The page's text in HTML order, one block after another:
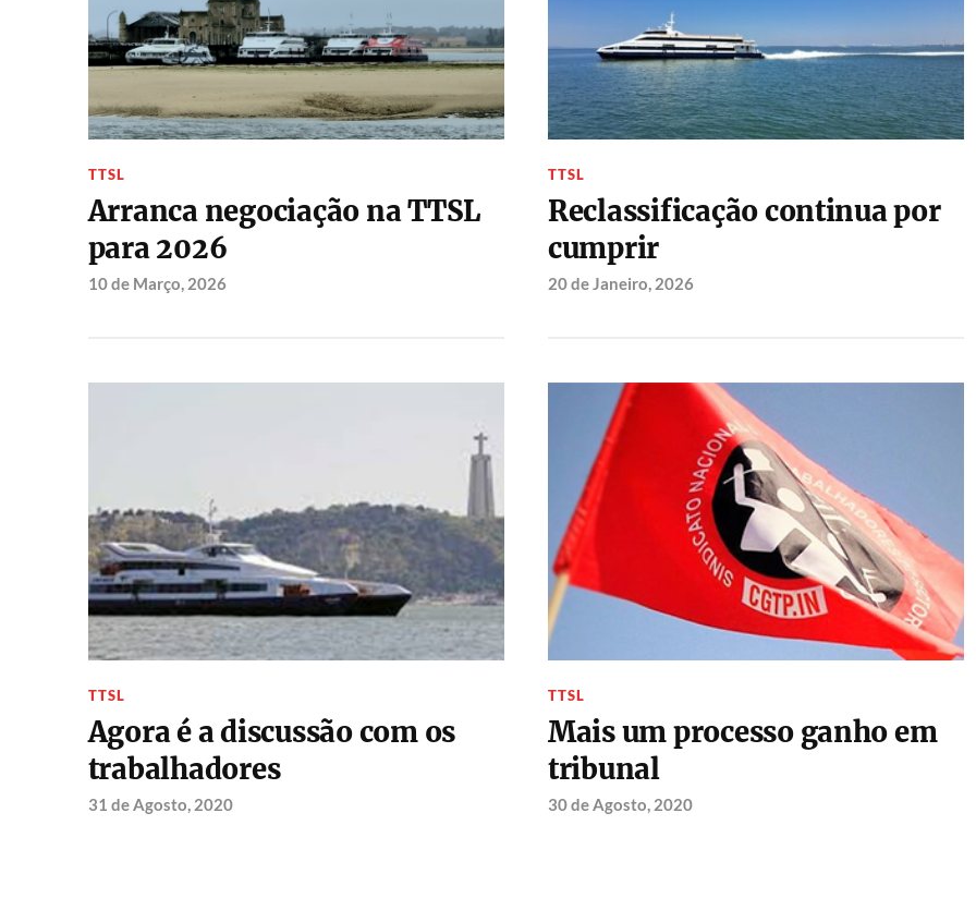
TTSL
Arranca negociação na TTSL
para 2026
10 de Março, 2026
TTSL
Reclassificação continua por
cumprir
20 de Janeiro, 2026
TTSL
Agora é a discussão com os
trabalhadores
31 de Agosto, 2020
TTSL
Mais um processo ganho em
tribunal
30 de Agosto, 2020